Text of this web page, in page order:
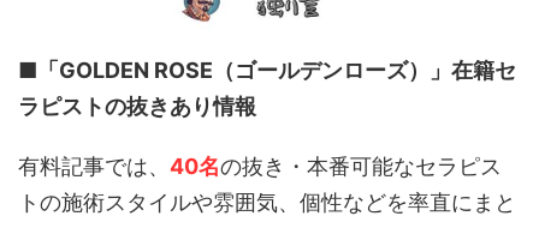
■「GOLDEN ROSE（ゴールデンローズ）」 在籍セ
ラピストの抜きあり情報
有料記事では、 40名の抜き・本番可能なセラピス
トの施術スタイルや雰囲気、個性などを率直にまと